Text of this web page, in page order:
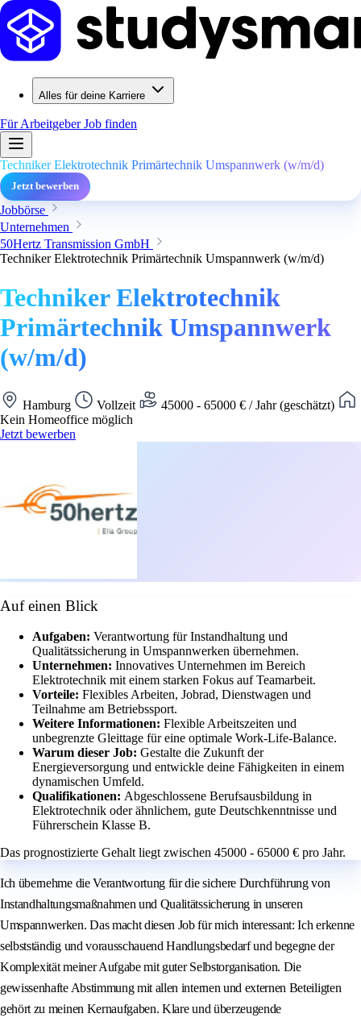
Alles für deine Karriere
Für ArbeitgeberJob finden
Techniker Elektrotechnik Primärtechnik Umspannwerk (w/m/d)
Jetzt bewerben
Jobbörse
Unternehmen
50Hertz Transmission GmbH
Techniker Elektrotechnik Primärtechnik Umspannwerk (w/m/d)
Techniker Elektrotechnik
Primärtechnik Umspannwerk
(w/m/d)
Hamburg Vollzeit
45000 - 65000 € / Jahr (geschätzt)
Kein Homeoffice möglich
Jetzt bewerben
Auf einen Blick
Aufgaben: Verantwortung für Instandhaltung und
Qualitätssicherung in Umspannwerken übernehmen.
Unternehmen: Innovatives Unternehmen im Bereich
Elektrotechnik mit einem starken Fokus auf Teamarbeit.
Vorteile: Flexibles Arbeiten, Jobrad, Dienstwagen und
Teilnahme am Betriebssport.
Weitere Informationen: Flexible Arbeitszeiten und
unbegrenzte Gleittage für eine optimale Work-Life-Balance.
Warum dieser Job: Gestalte die Zukunft der
Energieversorgung und entwickle deine Fähigkeiten in einem
dynamischen Umfeld.
Qualifikationen: Abgeschlossene Berufsausbildung in
Elektrotechnik oder ähnlichem, gute Deutschkenntnisse und
Führerschein Klasse B.
Das prognostizierte Gehalt liegt zwischen 45000 - 65000 € pro Jahr.
Ich übernehme die Verantwortung für die sichere Durchführung von
Instandhaltungsmaßnahmen und Qualitätssicherung in unseren
Umspannwerken. Das macht diesen Job für mich interessant: Ich erkenne
selbstständig und vorausschauend Handlungsbedarf und begegne der
Komplexität meiner Aufgabe mit guter Selbstorganisation. Die
gewissenhafte Abstimmung mit allen internen und externen Beteiligten
gehört zu meinen Kernaufgaben. Klare und überzeugende